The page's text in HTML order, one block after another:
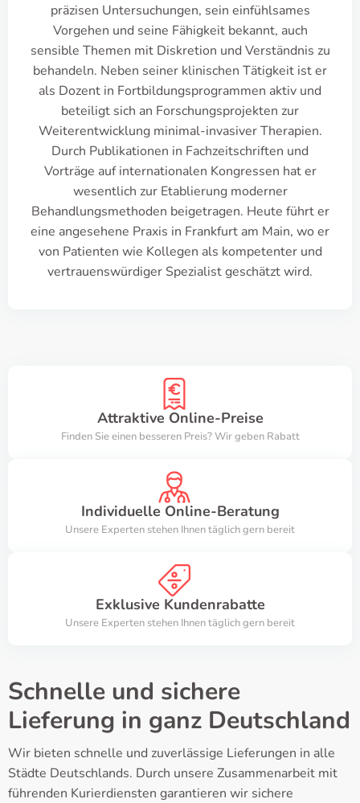
präzisen Untersuchungen, sein einfühlsames
Vorgehen und seine Fähigkeit bekannt, auch
sensible Themen mit Diskretion und Verständnis zu
behandeln. Neben seiner klinischen Tätigkeit ist er
als Dozent in Fortbildungsprogrammen aktiv und
beteiligt sich an Forschungsprojekten zur
Weiterentwicklung minimal-invasiver Therapien.
Durch Publikationen in Fachzeitschriften und
Vorträge auf internationalen Kongressen hat er
wesentlich zur Etablierung moderner
Behandlungsmethoden beigetragen. Heute führt er
eine angesehene Praxis in Frankfurt am Main, wo er
von Patienten wie Kollegen als kompetenter und
vertrauenswürdiger Spezialist geschätzt wird.
Attraktive Online-Preise
Finden Sie einen besseren Preis? Wir geben Rabatt
Individuelle Online-Beratung
Unsere Experten stehen Ihnen täglich gern bereit
Exklusive Kundenrabatte
Unsere Experten stehen Ihnen täglich gern bereit
Schnelle und sichere
Lieferung in ganz Deutschland
Wir bieten schnelle und zuverlässige Lieferungen in alle
Städte Deutschlands. Durch unsere Zusammenarbeit mit
führenden Kurierdiensten garantieren wir sichere